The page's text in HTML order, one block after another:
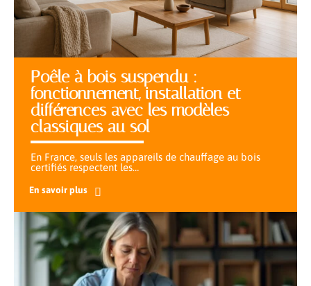
Poêle à bois suspendu :
fonctionnement, installation et
différences avec les modèles
classiques au sol
En France, seuls les appareils de chauffage au bois
certifiés respectent les…
En savoir plus